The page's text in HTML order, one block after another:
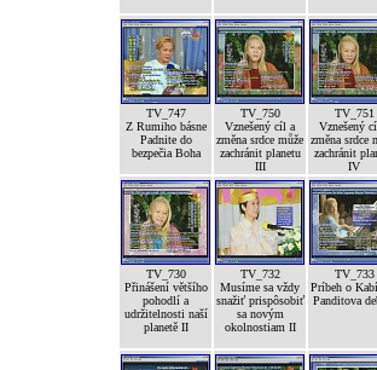
TV_747
Z Rumiho básne
Padnite do
bezpečia Boha
TV_750
Vznešený cíl a
změna srdce může
zachránit planetu
III
TV_751
Vznešený
změna srdce
zachránit
IV
TV_730
Přinášení většího
pohodlí a
udržitelnosti naší
planetě II
TV_732
Musíme sa vždy
snažiť prispôsobiť
sa novým
okolnostiam II
TV_733
Príbeh o
Panditova